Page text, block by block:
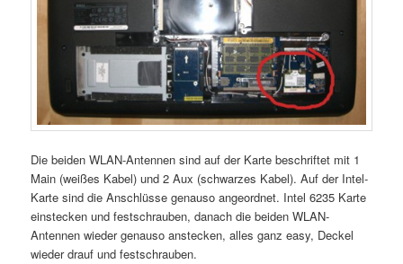
Die beiden WLAN-Antennen sind auf der Karte beschriftet mit 1
Main (weißes Kabel) und 2 Aux (schwarzes Kabel). Auf der Intel-
Karte sind die Anschlüsse genauso angeordnet. Intel 6235 Karte
einstecken und festschrauben, danach die beiden WLAN-
Antennen wieder genauso anstecken, alles ganz easy, Deckel
wieder drauf und festschrauben.